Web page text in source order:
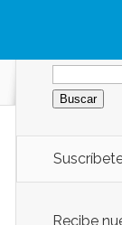
Buscar:
Recibe